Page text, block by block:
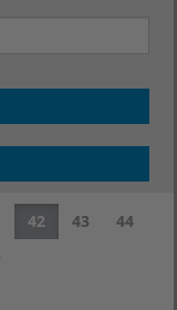
42 43
44